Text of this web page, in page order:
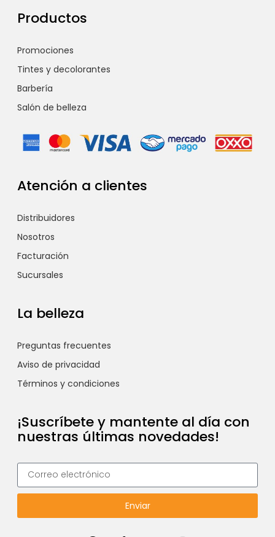
Productos
Promociones
Tintes y decolorantes
Barbería
Salón de belleza
Atención a clientes
Distribuidores
Nosotros
Facturación
Sucursales
La belleza
Preguntas frecuentes
Aviso de privacidad
Términos y condiciones
¡Suscríbete y mantente al día con
nuestras últimas novedades!
Enviar